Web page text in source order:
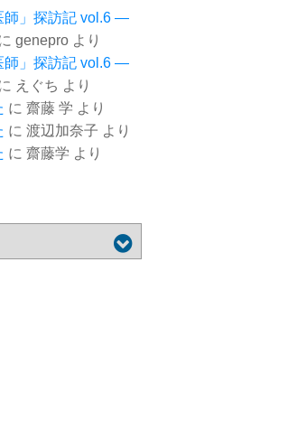
師」探訪記 vol.6 ―
genepro より
師」探訪記 vol.6 ―
えぐち より
に 齋藤 学 より
に 渡辺加奈子 より
に 齋藤学 より